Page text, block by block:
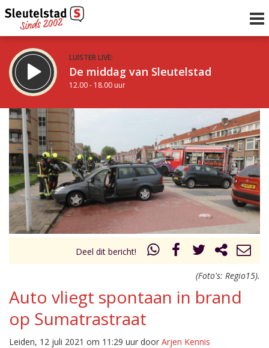
LUISTER LIVE:
De middag van Sleutelstad
12.00 - 18.00 uur
STRAKS:
De avond van Sleutelstad
18.00 - 19.00 uur
Vorig uur
uur 1 van 0 Volgend uur
Inklappen
Deel dit bericht!
(Foto's: Regio15).
Auto vliegt spontaan in brand
op Sumatrastraat
Leiden, 12 juli 2021 om 11:29 uur door Arjen Kennis